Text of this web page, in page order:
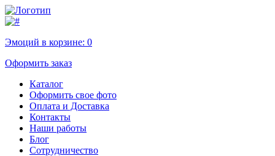
Эмоций в корзине: 0
Оформить заказ
Каталог
Оформить свое фото
Оплата и Доставка
Контакты
Наши работы
Блог
Сотрудничество